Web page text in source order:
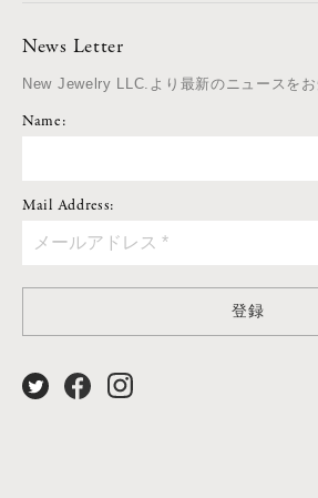
News Letter
New Jewelry LLC.より最新のニュースをお
Name:
Mail Address:
登録